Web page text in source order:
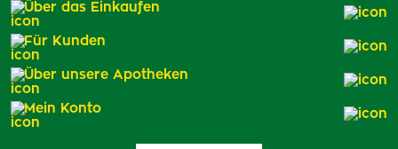
Über das Einkaufen
Für Kunden
Über unsere Apotheken
Mein Konto